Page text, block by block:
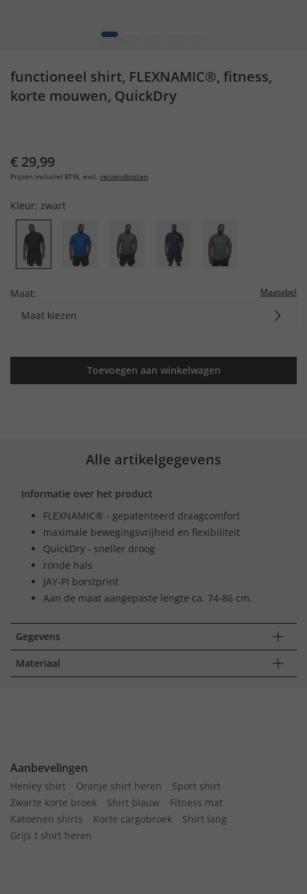
1
functioneel shirt, FLEXNAMIC®, fitness,
korte mouwen, QuickDry
€ 29,99
Prijzen inclusief BTW, excl. verzendkosten
Kleur: zwart
Maat: Maatabel
Maat kiezen
Toevoegen aan winkelwagen
Alle artikelgegevens
Informatie over het product
FLEXNAMIC® - gepatenteerd draagcomfort
maximale bewegingsvrijheid en flexibiliteit
QuickDry - sneller droog
ronde hals
JAY-PI borstprint
Aan de maat aangepaste lengte ca. 74-86 cm.
Gegevens
Materiaal
Aanbevelingen
Henley shirt Oranje shirt heren
Sport shirt
Zwarte korte broek
Shirt blauw
Fitness mat
Katoenen shirts
Korte cargobroek
Shirt lang
Grijs t shirt heren